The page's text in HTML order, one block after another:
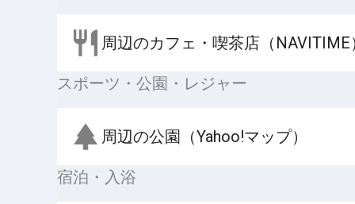
周辺のカフェ・喫茶店（NAVITIME
スポーツ・公園・レジャー
周辺の公園（Yahoo!マップ）
宿泊・入浴